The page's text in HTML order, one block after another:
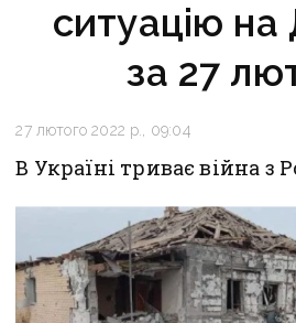
ситуацію на
за 27
27 лютого 2022 р., 09:04
В Україні триває війна з